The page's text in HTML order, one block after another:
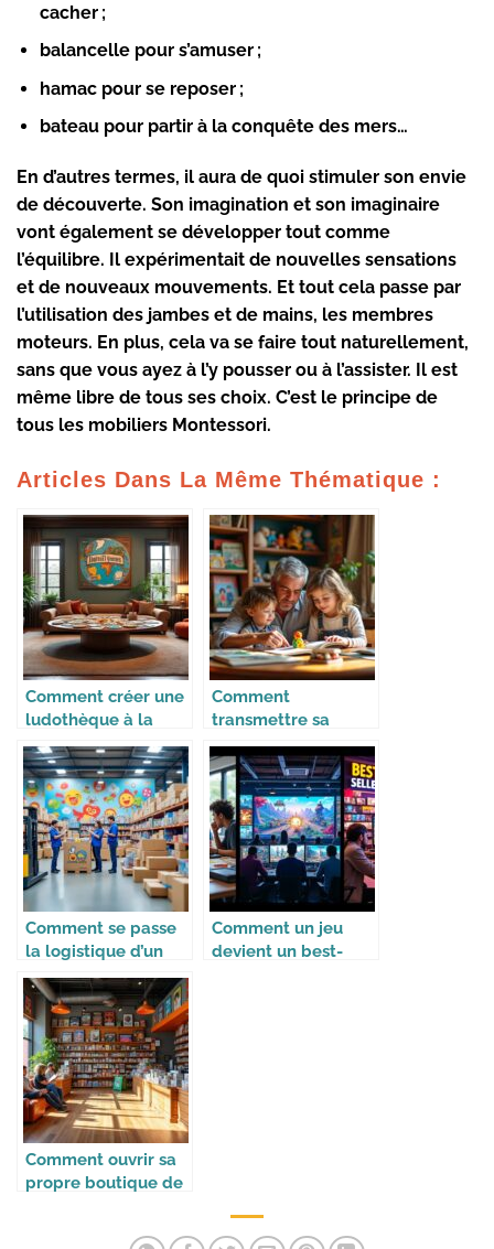
cacher ;
balancelle pour s’amuser ;
hamac pour se reposer ;
bateau pour partir à la conquête des mers…
En d’autres termes, il aura de quoi stimuler son envie
de découverte. Son imagination et son imaginaire
vont également se développer tout comme
l’équilibre. Il expérimentait de nouvelles sensations
et de nouveaux mouvements. Et tout cela passe par
l’utilisation des jambes et de mains, les membres
moteurs. En plus, cela va se faire tout naturellement,
sans que vous ayez à l’y pousser ou à l’assister. Il est
même libre de tous ses choix. C’est le principe de
tous les mobiliers Montessori.
Articles Dans La Même Thématique :
Comment créer une
ludothèque à la
maison
Comment
transmettre sa
collection à ses
enfants
Comment se passe
la logistique d’un
site e-commerce de
jouets
Comment un jeu
devient un best-
Comment ouvrir sa
propre boutique de